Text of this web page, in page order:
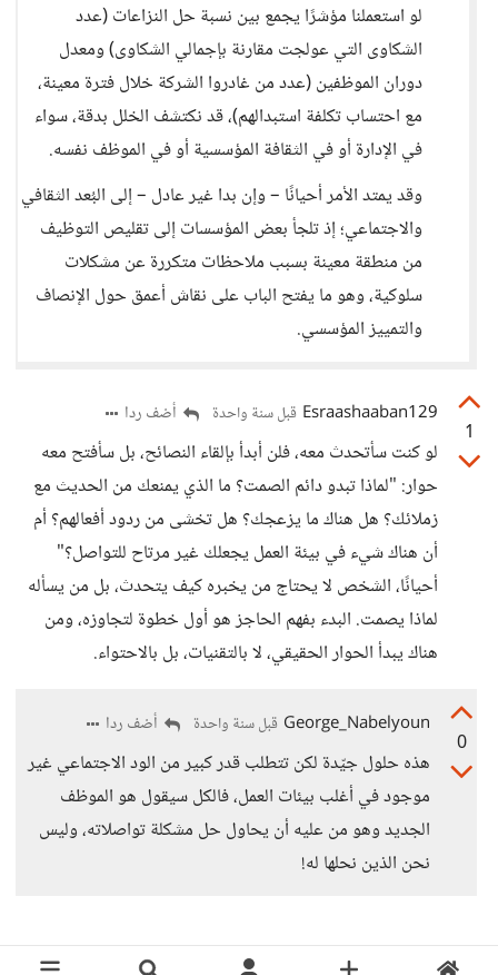
لو استعملنا مؤشرًا يجمع بين نسبة حل النزاعات (عدد
الشكاوى التي عولجت مقارنة بإجمالي الشكاوى) ومعدل
دوران الموظفين (عدد من غادروا الشركة خلال فترة معينة،
مع احتساب تكلفة استبدالهم)، قد نكتشف الخلل بدقة، سواء
في الإدارة أو في الثقافة المؤسسية أو في الموظف نفسه.
وقد يمتد الأمر أحيانًا – وإن بدا غير عادل – إلى البُعد الثقافي
والاجتماعي؛ إذ تلجأ بعض المؤسسات إلى تقليص التوظيف
من منطقة معينة بسبب ملاحظات متكررة عن مشكلات
سلوكية، وهو ما يفتح الباب على نقاش أعمق حول الإنصاف
والتمييز المؤسسي.
1
Esraashaaban129 قبل سنة واحدة أضف ردا
لو كنت سأتحدث معه، فلن أبدأ بإلقاء النصائح، بل سأفتح معه
حوار: "لماذا تبدو دائم الصمت؟ ما الذي يمنعك من الحديث مع
زملائك؟ هل هناك ما يزعجك؟ هل تخشى من ردود أفعالهم؟ أم
أن هناك شيء في بيئة العمل يجعلك غير مرتاح للتواصل؟"
أحيانًا، الشخص لا يحتاج من يخبره كيف يتحدث، بل من يسأله
لماذا يصمت. البدء بفهم الحاجز هو أول خطوة لتجاوزه، ومن
هناك يبدأ الحوار الحقيقي، لا بالتقنيات، بل بالاحتواء.
0
George_Nabelyoun قبل سنة واحدة أضف ردا
هذه حلول جيّدة لكن تتطلب قدر كبير من الود الاجتماعي غير
موجود في أغلب بيئات العمل، فالكل سيقول هو الموظف
الجديد وهو من عليه أن يحاول حل مشكلة تواصلاته، وليس
نحن الذين نحلها له!